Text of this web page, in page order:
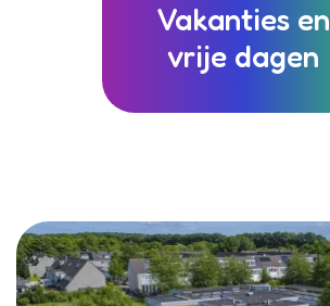
Vakanties en
vrije dagen